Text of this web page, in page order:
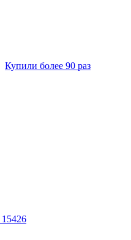
Купили более 90 раз